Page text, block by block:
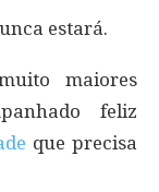
estará.
maiores
feliz
que precisa